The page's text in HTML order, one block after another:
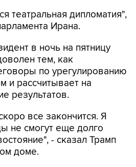
театральная дипломатия",
Ирана.
в ночь на пятницу
тем, как
по урегулированию
и рассчитывает на
результатов.
все закончится. Я
не смогут еще долго
- сказал Трамп
доме.